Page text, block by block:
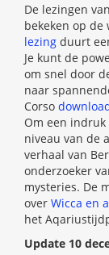
De lezingen
bekeken op de
lezing duurt
Je kunt de
om snel door
naar
Corso
Om een
niveau van de
verhaal van
onderzoeker
mysteries. De
over Wicca en
het
Update 10